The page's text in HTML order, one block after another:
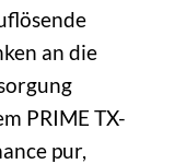
an die
PRIME TX-
pur,